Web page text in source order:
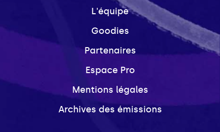
L'équipe
Goodies
Partenaires
Espace Pro
Mentions légales
Archives des émissions